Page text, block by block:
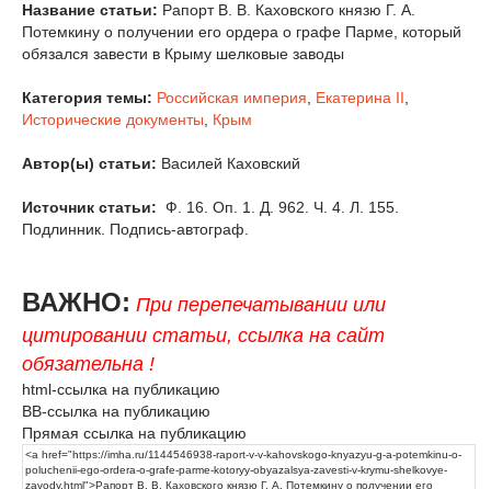
Название статьи: Рапорт В. В. Каховского князю Г. А.
Потемкину о получении его ордера о графе Парме, который
обязался завести в Крыму шелковые заводы
Категория темы: Российская империя, Екатерина II,
Исторические документы, Крым
Автор(ы) статьи: Василей Каховский
Источник статьи: Ф. 16. Оп. 1. Д. 962. Ч. 4. Л. 155.
Подлинник. Подпись-автограф.
ВАЖНО: При перепечатывании или
цитировании статьи, ссылка на сайт
обязательна !
html-ссылка на публикацию
BB-ссылка на публикацию
Прямая ссылка на публикацию